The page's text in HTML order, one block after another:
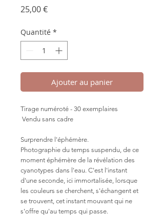
25,00 €Prix
Quantité *
Ajouter au panier
Tirage numéroté - 30 exemplaires
Vendu sans cadre
Surprendre l'éphémère.
Photographie du temps suspendu, de ce
moment éphémère de la révélation des
cyanotypes dans l'eau. C'est l'instant
d'une seconde, ici immortalisée, lorsque
les couleurs se cherchent, s'échangent et
se trouvent, cet instant mouvant qui ne
s'offre qu'au temps qui passe.